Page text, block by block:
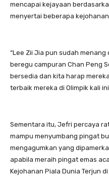
mencapai kejayaan
menyertai beberapa
“Lee Zii Jia pun sudah
beregu campuran Chan Peng
bersedia dan kita harap
terbaik mereka di Olimpik kali
Sementara itu, Jefri percaya
mampu menyumbang pingat
mengagumkan yang
apabila meraih pingat emas
Kejohanan Piala Dunia Terjun